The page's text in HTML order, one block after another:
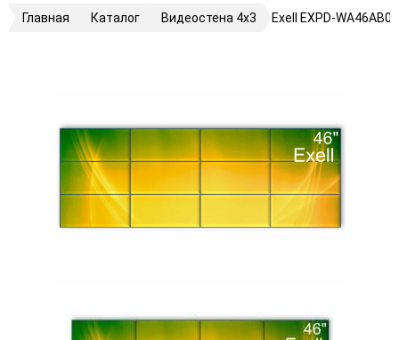
Главная Каталог Видеостена 4х3 Exell EXPD-WA46AB05